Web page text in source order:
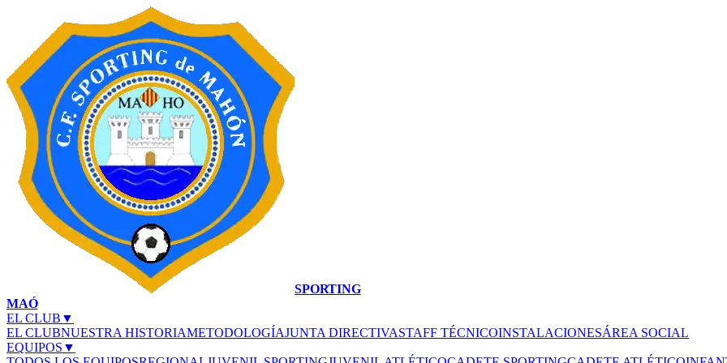
SPORTING
MAÓ
EL CLUB ▼
EL CLUBNUESTRA HISTORIAMETODOLOGÍAJUNTA DIRECTIVASTAFF TÉCNICOINSTALACIONESÁREA SOCIAL
EQUIPOS ▼